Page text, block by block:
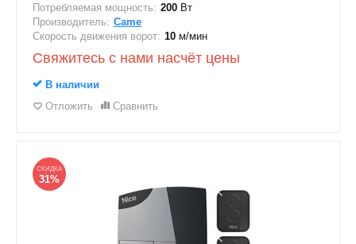
Потребляемая мощность: 200 Вт
Производитель: Came
Скорость движения ворот: 10 м/мин
Свяжитесь с нами насчёт цены
В наличии
Отложить
Сравнить
СКИДКА
31%